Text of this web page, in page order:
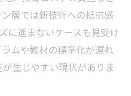
層では新技術への抵抗感
に進まないケースも見受け
ムや教材の標準化が遅れ
生じやすい現状がありま